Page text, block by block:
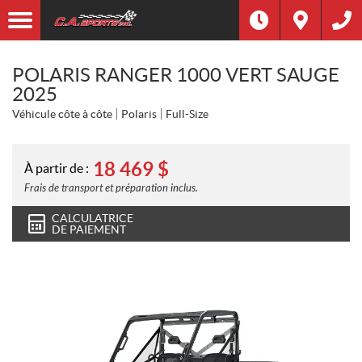
POLARIS RANGER 1000 VERT SAUGE
2025
Véhicule côte à côte Polaris Full-Size
À partir de : 18 469 $
Frais de transport et préparation inclus.
CALCULATRICE
DE PAIEMENT